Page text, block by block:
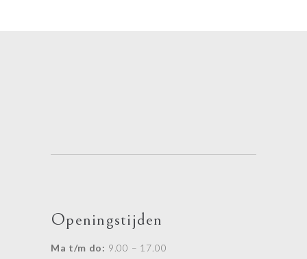
Openingstijden
Ma t/m do: 9.00 – 17.00